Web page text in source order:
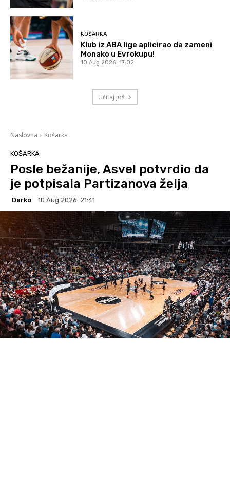
KOŠARKA
Klub iz ABA lige aplicirao da zameni
Monako u Evrokupu!
10 Aug 2026. 17:02
Učitaj još